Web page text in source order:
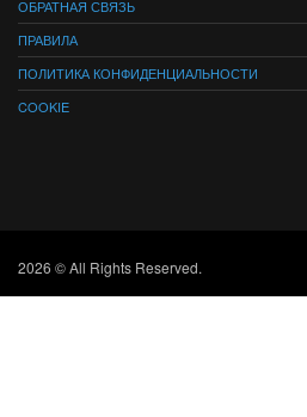
ОБРАТНАЯ СВЯЗЬ
ПРАВИЛА
ПОЛИТИКА КОНФИДЕНЦИАЛЬНОСТИ
COOKIE
2026 © All Rights Reserved.